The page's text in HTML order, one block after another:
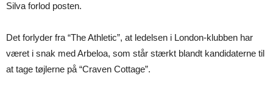
Silva forlod posten.
Det forlyder fra “The Athletic”, at ledelsen i London-klubben har
været i snak med Arbeloa, som står stærkt blandt kandidaterne til
at tage tøjlerne på “Craven Cottage”.